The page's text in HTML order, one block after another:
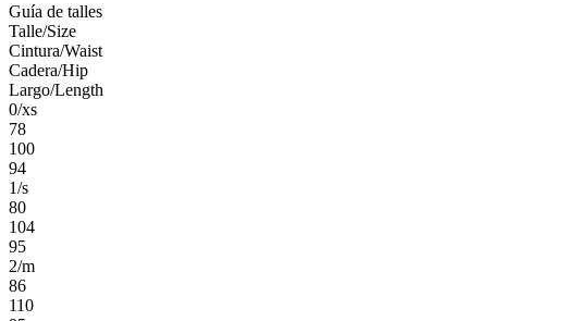
Guía de talles
Talle/Size
Cintura/Waist
Cadera/Hip
Largo/Length
0/xs
78
100
94
1/s
80
104
95
2/m
86
110